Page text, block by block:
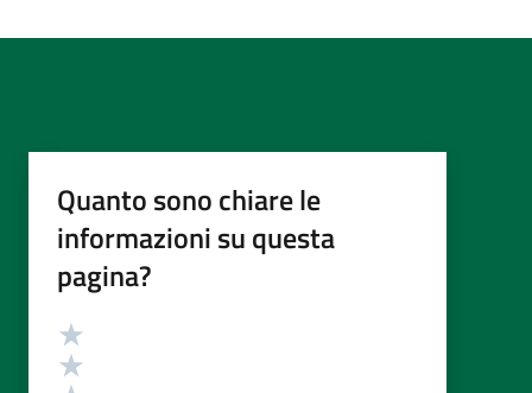
Quanto sono chiare le
informazioni su questa
pagina?
Valutazione